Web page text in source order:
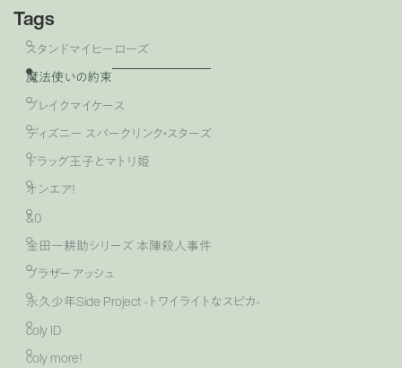
Tags
スタンドマイヒーローズ
魔法使いの約束
ブレイクマイケース
ディズニー スパークリンク・スターズ
ドラッグ王子とマトリ姫
オンエア！
&0
金田一耕助シリーズ 本陣殺人事件
ブラザーアッシュ
永久少年Side Project -トワイライトなスピカ-
coly ID
coly more！